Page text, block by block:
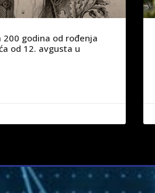
200 godina od rođenja
od 12. avgusta u